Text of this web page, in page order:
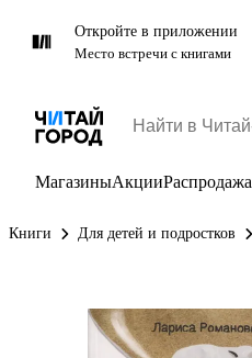
Откройте в приложении
Место встречи с книгами
МагазиныАкцииРаспродажа
Книги Для детей и подростков